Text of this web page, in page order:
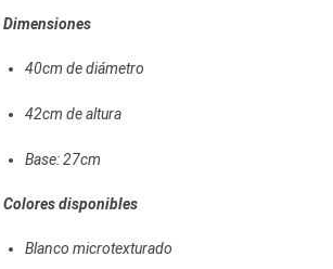
Dimensiones
40cm de diámetro
42cm de altura
Base: 27cm
Colores disponibles
Blanco microtexturado